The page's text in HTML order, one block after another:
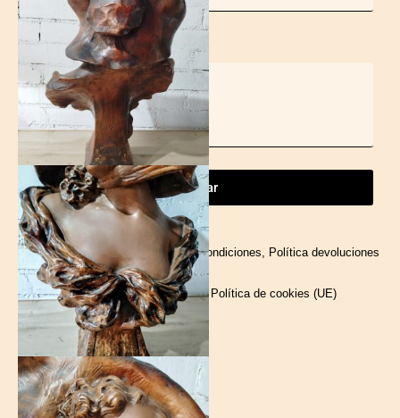
MENSAJE
Enviar
Sobre Nosotros Terminos y Condiciones, Política devoluciones
Política de privacidad Política de cookies (UE)